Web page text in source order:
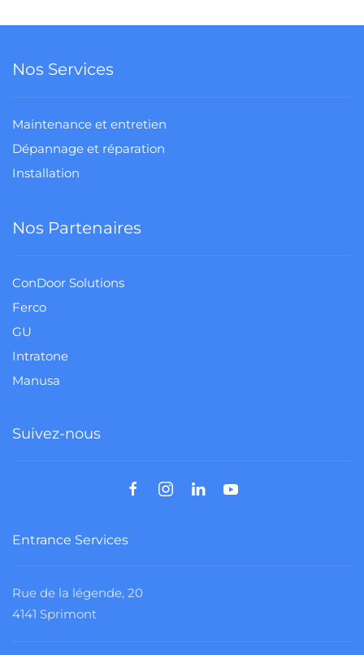
Nos Services
Maintenance et entretien
Dépannage et réparation
Installation
Nos Partenaires
ConDoor Solutions
Ferco
GU
Intratone
Manusa
Suivez-nous
Entrance Services
Rue de la légende, 20
4141 Sprimont